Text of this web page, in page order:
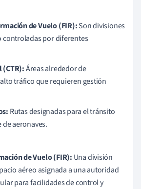
de Vuelo (FIR):Son divisiones
controladas por diferentes
(CTR):Áreas alrededor de
tráfico que requieren gestión
Rutas designadas para el tránsito
aeronaves.
de Vuelo (FIR): Una división
aéreo asignada a una autoridad
para facilidades de control y